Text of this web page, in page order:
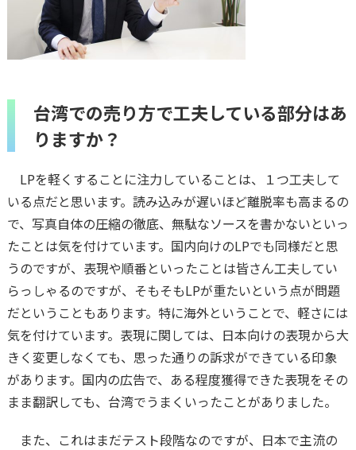
台湾での売り方で工夫している部分はあ
りますか？
LPを軽くすることに注力していることは、１つ工夫して
いる点だと思います。読み込みが遅いほど離脱率も高まるの
で、写真自体の圧縮の徹底、無駄なソースを書かないといっ
たことは気を付けています。国内向けのLPでも同様だと思
うのですが、表現や順番といったことは皆さん工夫してい
らっしゃるのですが、そもそもLPが重たいという点が問題
だということもあります。特に海外ということで、軽さには
気を付けています。表現に関しては、日本向けの表現から大
きく変更しなくても、思った通りの訴求ができている印象
があります。国内の広告で、ある程度獲得できた表現をその
まま翻訳しても、台湾でうまくいったことがありました。
また、これはまだテスト段階なのですが、日本で主流の